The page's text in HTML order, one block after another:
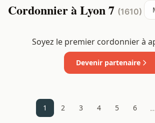
Cordonnier à Lyon 7 (1610)
Soyez le premier cordonnier à
Devenir partenaire
1 2 3 4 5 6